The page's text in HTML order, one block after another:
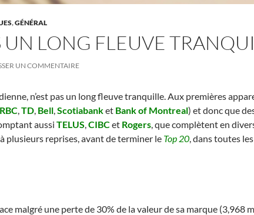
,GÉNÉRAL
UN LONG FLEUVE
UN COMMENTAIRE
n’est pas un long fleuve tranquille. Aux premières
RBC TD Bell Scotiabanket Bank of Montreal) et donc que
aussi TELUS CIBCet Rogers , que complètent en
plusieurs reprises, avant de terminer le Top 20 , dans toutes
malgré une perte de 30% de la valeur de sa marque (3,968